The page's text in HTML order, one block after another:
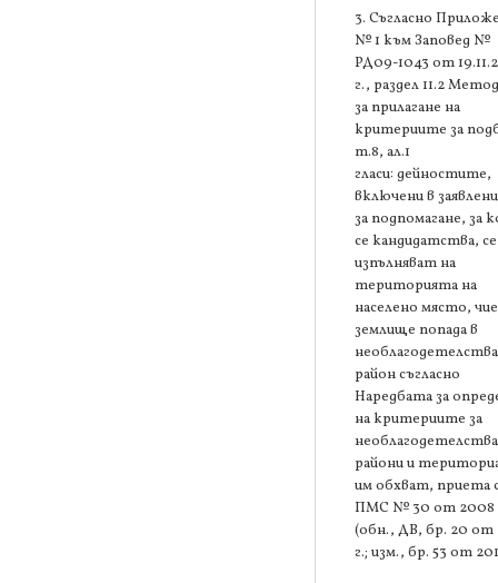
3. Съгласно
№ 1 към Заповед №
РД09-1043 от
г., раздел 11.2
за прилагане на
критериите за
т.8, ал.1
гласи: дейностите,
включени в
за подпомагане, за
се кандидатства, се
изпълняват на
територията на
населено място,
землище попада в
район съгласно
Наредбата за
на критериите за
райони и
им обхват, приета
ПМС № 30 от 2008
(обн., ДВ, бр. 20 от
г.; изм., бр. 53 от